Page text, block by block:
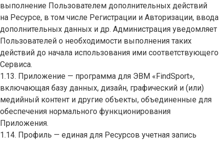
выполнение Пользователем дополнительных действий
на Ресурсе, в том числе Регистрации и Авторизации, ввода
дополнительных данных и др. Администрация уведомляет
Пользователей о необходимости выполнения таких
действий до начала использования ими соответствующего
Сервиса.
1.13. Приложение — программа для ЭВМ «FindSport»,
включающая базу данных, дизайн, графический и (или)
медийный контент и другие объекты, объединенные для
обеспечения нормального функционирования
Приложения.
1.14. Профиль — единая для Ресурсов учетная запись